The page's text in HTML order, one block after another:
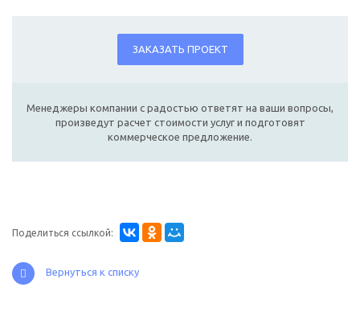
ЗАКАЗАТЬ ПРОЕКТ
Менеджеры компании с радостью ответят на ваши вопросы,
произведут расчет стоимости услуг и подготовят
коммерческое предложение.
Поделиться ссылкой:
Вернуться к списку